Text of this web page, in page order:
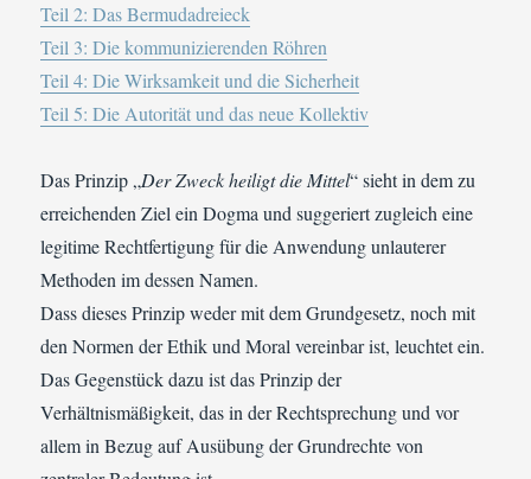
Teil 2: Das Bermudadreieck
Teil 3: Die kommunizierenden Röhren
Teil 4: Die Wirksamkeit und die Sicherheit
Teil 5: Die Autorität und das neue Kollektiv
Das Prinzip „Der Zweck heiligt die Mittel“ sieht in dem zu
erreichenden Ziel ein Dogma und suggeriert zugleich eine
legitime Rechtfertigung für die Anwendung unlauterer
Methoden im dessen Namen.
Dass dieses Prinzip weder mit dem Grundgesetz, noch mit
den Normen der Ethik und Moral vereinbar ist, leuchtet ein.
Das Gegenstück dazu ist das Prinzip der
Verhältnismäßigkeit, das in der Rechtsprechung und vor
allem in Bezug auf Ausübung der Grundrechte von